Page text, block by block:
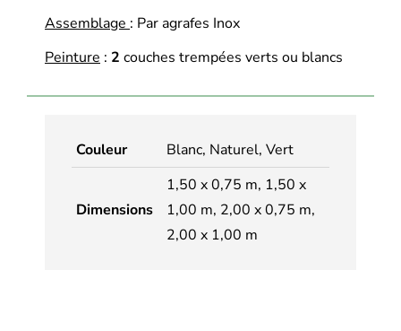
Assemblage : Par agrafes Inox
Peinture : 2 couches trempées verts ou blancs
Couleur Blanc, Naturel, Vert
Dimensions
1,50 x 0,75 m, 1,50 x
1,00 m, 2,00 x 0,75 m,
2,00 x 1,00 m